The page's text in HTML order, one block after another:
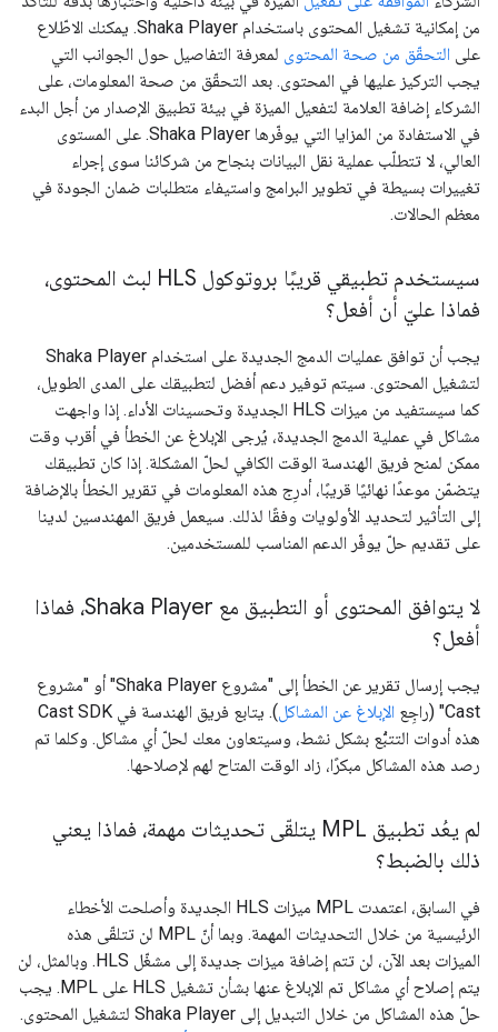
من إمكانية تشغيل المحتوى باستخدام Shaka Player. يمكنك الاطّلاع
على التحقّق من صحة المحتوى لمعرفة التفاصيل حول الجوانب التي
يجب التركيز عليها في المحتوى. بعد التحقّق من صحة المعلومات، على
الشركاء إضافة العلامة لتفعيل الميزة في بيئة تطبيق الإصدار من أجل البدء
في الاستفادة من المزايا التي يوفّرها Shaka Player. على المستوى
العالي، لا تتطلّب عملية نقل البيانات بنجاح من شركائنا سوى إجراء
تغييرات بسيطة في تطوير البرامج واستيفاء متطلبات ضمان الجودة في
معظم الحالات.
سيستخدم تطبيقي قريبًا بروتوكول HLS لبث المحتوى،
فماذا عليّ أن أفعل؟
يجب أن توافق عمليات الدمج الجديدة على استخدام Shaka Player
لتشغيل المحتوى. سيتم توفير دعم أفضل لتطبيقك على المدى الطويل،
كما سيستفيد من ميزات HLS الجديدة وتحسينات الأداء. إذا واجهت
مشاكل في عملية الدمج الجديدة، يُرجى الإبلاغ عن الخطأ في أقرب وقت
ممكن لمنح فريق الهندسة الوقت الكافي لحلّ المشكلة. إذا كان تطبيقك
يتضمّن موعدًا نهائيًا قريبًا، أدرِج هذه المعلومات في تقرير الخطأ بالإضافة
إلى التأثير لتحديد الأولويات وفقًا لذلك. سيعمل فريق المهندسين لدينا
على تقديم حلّ يوفّر الدعم المناسب للمستخدمين.
لا يتوافق المحتوى أو التطبيق مع Shaka Player، فماذا
أفعل؟
يجب إرسال تقرير عن الخطأ إلى "مشروع Shaka Player" أو "مشروع
Cast" (راجِع
الإبلاغ عن المشاكل
). يتابع فريق الهندسة في Cast SDK
هذه أدوات التتبُّع بشكل نشط، وسيتعاون معك لحلّ أي مشاكل. وكلما تم
رصد هذه المشاكل مبكرًا، زاد الوقت المتاح لهم لإصلاحها.
لم يعُد تطبيق MPL يتلقّى تحديثات مهمة، فماذا يعني
ذلك بالضبط؟
في السابق، اعتمدت MPL ميزات HLS الجديدة وأصلحت الأخطاء
الرئيسية من خلال التحديثات المهمة. وبما أنّ MPL لن تتلقّى هذه
الميزات بعد الآن، لن تتم إضافة ميزات جديدة إلى مشغّل HLS. وبالمثل، لن
يتم إصلاح أي مشاكل تم الإبلاغ عنها بشأن تشغيل HLS على MPL. يجب
حلّ هذه المشاكل من خلال التبديل إلى Shaka Player لتشغيل المحتوى.